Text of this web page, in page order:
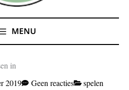
MENU
in
2019 Geen reacties
spelen